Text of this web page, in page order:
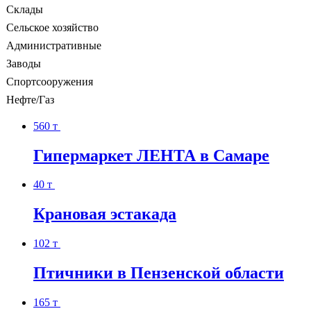
Склады
Сельское хозяйство
Административные
Заводы
Спортсооружения
Нефте/Газ
560 т
Гипермаркет ЛЕНТА в Самаре
40 т
Крановая эстакада
102 т
Птичники в Пензенской области
165 т